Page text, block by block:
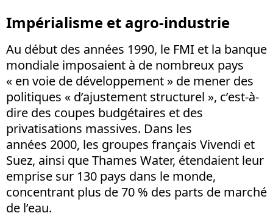
Impérialisme et agro-industrie
Au début des années 1990, le FMI et la banque
mondiale imposaient à de nombreux pays
« en voie de développement » de mener des
politiques « d’ajustement structurel », c’est-à-
dire des coupes budgétaires et des
privatisations massives. Dans les
années 2000, les groupes français Vivendi et
Suez, ainsi que Thames Water, étendaient leur
emprise sur 130 pays dans le monde,
concentrant plus de 70 % des parts de marché
de l’eau.